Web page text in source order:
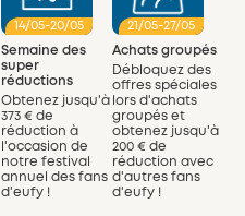
14/05-20/05
Semaine des
super
réductions
Obtenez jusqu'à
373 € de
réduction à
l'occasion de
notre festival
annuel des fans
d'eufy !
21/05-27/05
Achats groupés
Débloquez des
offres spéciales
lors d'achats
groupés et
obtenez jusqu'à
200 € de
réduction avec
d'autres fans
d'eufy !